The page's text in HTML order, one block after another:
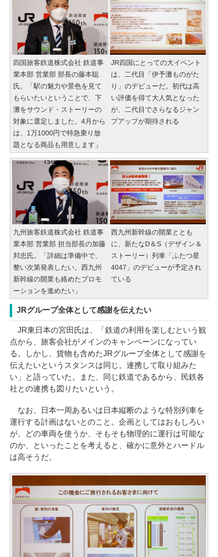
四国旅客鉄道株式会社 鉄道事
業本部 営業部 部長の藤本聡
氏。「駅の魅力や景色を見て
もらいたいということで、下
灘をサウンド・ストーリーの
対象に選定しました。4月から
は、1万1000円で特急乗り放
題となる商品も用意します」
JR四国にとっての大イベント
は、二代目「伊予灘ものがた
り」のデビューだ。初代は高
い評価を得て大人気となった
が、二代目でさらなるジャン
プアップが期待される
九州旅客鉄道株式会社 鉄道事
業本部 営業部 担当部長の加藤
邦忠氏。「詳細は準備中で、
整い次第発表したい。西九州
新幹線の開業も絡めたプロモ
ーションを進めたい」
西九州新幹線の開業ととも
に、新たなD＆S（デザイン＆
ストーリー）列車「ふたつ星
4047」のデビューが予定され
ている
JRグループ全体として感謝を伝えたい
JR東日本の宮田氏は、「鉄道の利用を楽しむという観
点から、旅客会社がメインのキャンペーンになってい
る。しかし、貨物も含めたJRグループ全体として感謝を
伝えたいというスタンスは同じ。連携して取り組みた
い」と語っていた。また、同じ鉄道であるから、民鉄各
社との連携も図りたいという。
なお、日本一周あるいは日本縦断のような特別列車を
運行する計画はないとのこと。企画としてはおもしろい
が、どの車両を使うか、そもそも物理的に運行は可能な
のか、といったことを考えると、確かに意外とハードル
は高そうだ。